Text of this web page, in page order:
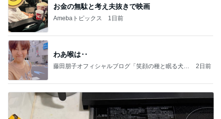
お金の無駄と考え夫抜きで映画
Amebaトピックス 1日前
わあ喉は‥
藤田朋子オフィシャルブログ「笑顔の種と眠る犬」
2日前